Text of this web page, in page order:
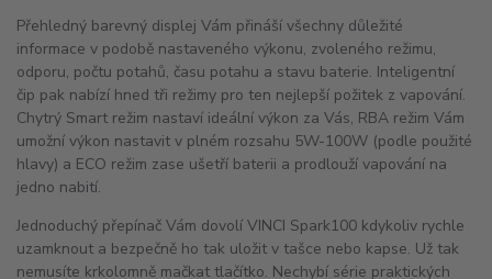
Přehledný barevný displej Vám přináší všechny důležité
informace v podobě nastaveného výkonu, zvoleného režimu,
odporu, počtu potahů, času potahu a stavu baterie. Inteligentní
čip pak nabízí hned tři režimy pro ten nejlepší požitek z vapování.
Chytrý Smart režim nastaví ideální výkon za Vás, RBA režim Vám
umožní výkon nastavit v plném rozsahu 5W-100W (podle použité
hlavy) a ECO režim zase ušetří baterii a prodlouží vapování na
jedno nabití.
Jednoduchý přepínač Vám dovolí VINCI Spark100 kdykoliv rychle
uzamknout a bezpečně ho tak uložit v tašce nebo kapse. Už tak
nemusíte krkolomně mačkat tlačítko. Nechybí série praktických